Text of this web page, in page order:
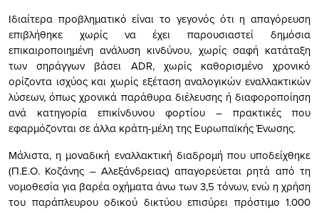
Ιδιαίτερα προβληματικό είναι το γεγονός ότι η απαγόρευση
επιβλήθηκε χωρίς να έχει παρουσιαστεί δημόσια
επικαιροποιημένη ανάλυση κινδύνου, χωρίς σαφή κατάταξη
των σηράγγων βάσει ADR, χωρίς καθορισμένο χρονικό
ορίζοντα ισχύος και χωρίς εξέταση αναλογικών εναλλακτικών
λύσεων, όπως χρονικά παράθυρα διέλευσης ή διαφοροποίηση
ανά κατηγορία επικίνδυνου φορτίου – πρακτικές που
εφαρμόζονται σε άλλα κράτη-μέλη της Ευρωπαϊκής Ένωσης.
Μάλιστα, η μοναδική εναλλακτική διαδρομή που υποδείχθηκε
(Π.Ε.Ο. Κοζάνης – Αλεξάνδρειας) απαγορεύεται ρητά από τη
νομοθεσία για βαρέα οχήματα άνω των 3,5 τόνων, ενώ η χρήση
του παράπλευρου οδικού δικτύου επισύρει πρόστιμο 1.000